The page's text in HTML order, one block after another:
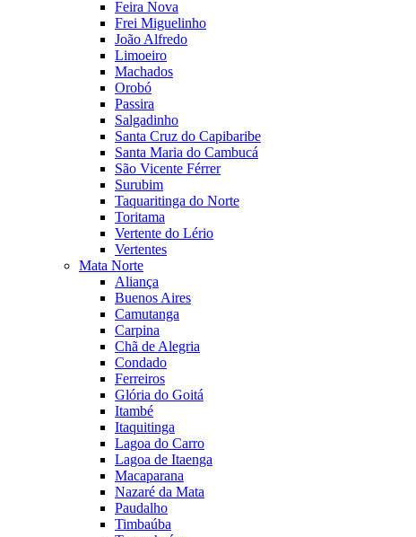
Feira Nova
Frei Miguelinho
João Alfredo
Limoeiro
Machados
Orobó
Passira
Salgadinho
Santa Cruz do Capibaribe
Santa Maria do Cambucá
São Vicente Férrer
Surubim
Taquaritinga do Norte
Toritama
Vertente do Lério
Vertentes
Mata Norte
Aliança
Buenos Aires
Camutanga
Carpina
Chã de Alegria
Condado
Ferreiros
Glória do Goitá
Itambé
Itaquitinga
Lagoa do Carro
Lagoa de Itaenga
Macaparana
Nazaré da Mata
Paudalho
Timbaúba